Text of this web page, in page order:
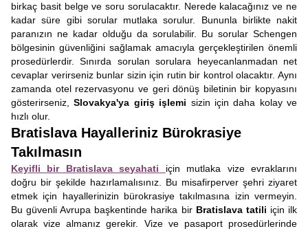
birkaç basit belge ve soru sorulacaktır. Nerede kalacağınız ve ne
kadar süre gibi sorular mutlaka sorulur. Bununla birlikte nakit
paranızın ne kadar olduğu da sorulabilir. Bu sorular Schengen
bölgesinin güvenliğini sağlamak amacıyla gerçekleştirilen önemli
prosedürlerdir. Sınırda sorulan sorulara heyecanlanmadan net
cevaplar verirseniz bunlar sizin için rutin bir kontrol olacaktır. Aynı
zamanda otel rezervasyonu ve geri dönüş biletinin bir kopyasını
gösterirseniz,Slovakya'ya giriş işlemi sizin için daha kolay ve
hızlı olur.
Bratislava Hayalleriniz Bürokrasiye
Takılmasın
Keyifli bir Bratislava seyahati
için mutlaka vize evraklarını
doğru bir şekilde hazırlamalısınız. Bu misafirperver şehri ziyaret
etmek için hayallerinizin bürokrasiye takılmasına izin vermeyin.
Bu güvenli Avrupa başkentinde harika birBratislava tatili için ilk
olarak vize almanız gerekir. Vize ve pasaport prosedürlerinde